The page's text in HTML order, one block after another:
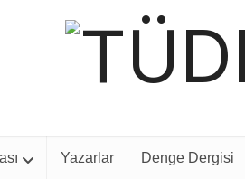
Yazarlar Denge Dergisi